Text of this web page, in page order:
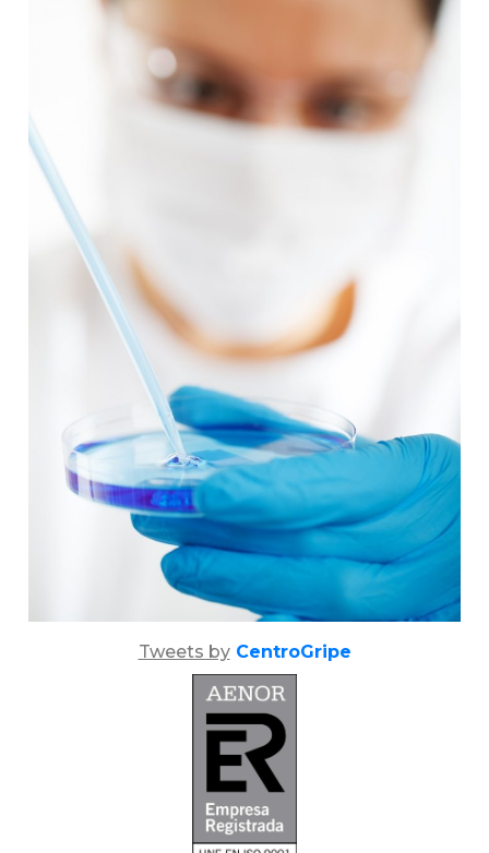
Tweets by CentroGripe